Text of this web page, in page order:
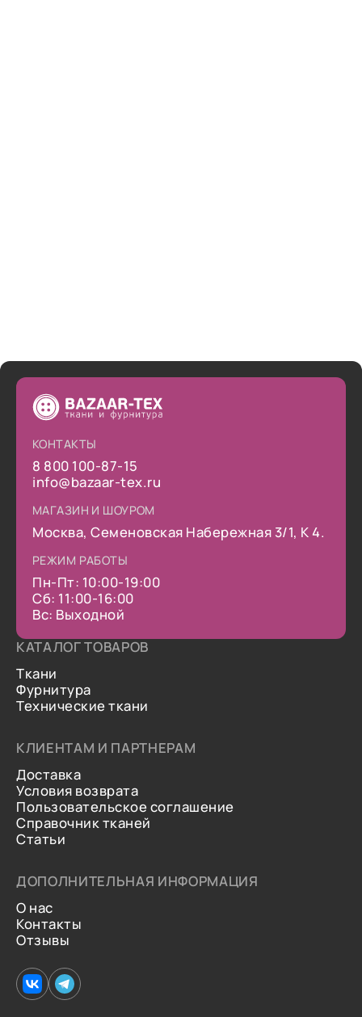
КОНТАКТЫ
8 800 100-87-15
info@bazaar-tex.ru
МАГАЗИН И ШОУРОМ
Москва, Семеновская Набережная 3/1, К 4.
РЕЖИМ РАБОТЫ
Пн-Пт: 10:00-19:00
Сб: 11:00-16:00
Вс: Выходной
КАТАЛОГ ТОВАРОВ
Ткани
Фурнитура
Технические ткани
КЛИЕНТАМ И ПАРТНЕРАМ
Доставка
Условия возврата
Пользовательское соглашение
Справочник тканей
Статьи
ДОПОЛНИТЕЛЬНАЯ ИНФОРМАЦИЯ
О нас
Контакты
Отзывы